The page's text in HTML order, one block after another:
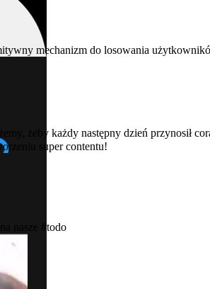
mechanizm do losowania
żeby każdy następny dzień przynosił
super contentu!
#todo